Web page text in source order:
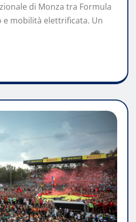
di Monza tra Formula
e mobilità elettrificata. Un